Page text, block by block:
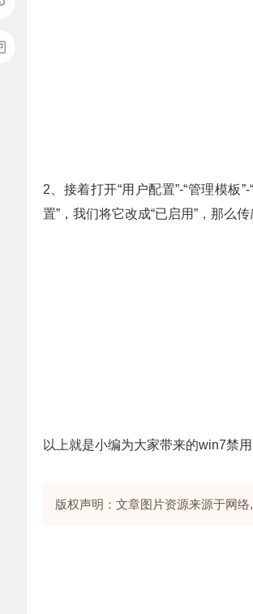
2、接着打开“用户配置”-“管理模板
置”，我们将它改成“已启用”，那么
以上就是小编为大家带来的win7禁
版权声明：文章图片资源来源于网